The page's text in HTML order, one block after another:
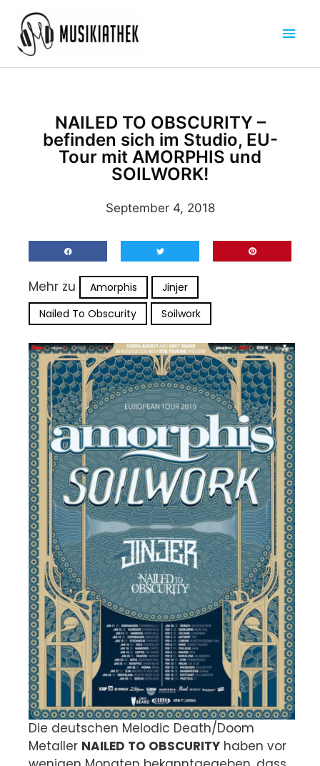
Inhalt
springen
NAILED TO OBSCURITY –
befinden sich im Studio, EU-
Tour mit AMORPHIS und
SOILWORK!
September 4, 2018
Mehr zu Amorphis
Jinjer
Nailed To Obscurity
Soilwork
Die deutschen Melodic Death/Doom
Metaller NAILED TO OBSCURITY haben vor